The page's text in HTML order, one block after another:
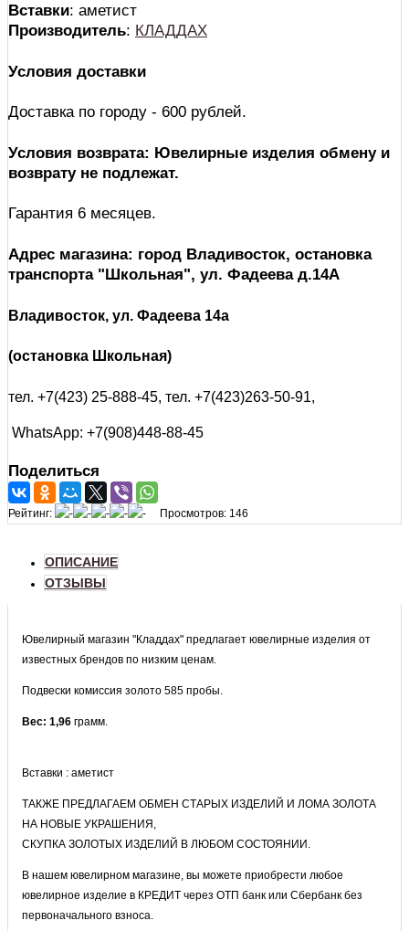
Вставки: аметист
Производитель: КЛАДДАХ
Условия доставки
Доставка по городу - 600 рублей.
Условия возврата: Ювелирные изделия обмену и
возврату не подлежат.
Гарантия 6 месяцев.
Адрес магазина: город Владивосток, остановка
транспорта "Школьная", ул. Фадеева д.14А
Владивосток, ул. Фадеева 14а
(остановка Школьная)
тел. +7(423) 25-888-45, тел. +7(423)263-50-91,
WhatsApp: +7(908)448-88-45
Поделиться
Рейтинг: Просмотров: 146
ОПИСАНИЕ
ОТЗЫВЫ
Ювелирный магазин "Кладдах" предлагает ювелирные изделия от
известных брендов по низким ценам.
Подвески комиссия золото 585 пробы.
Вес: 1,96 грамм.
Вставки : аметист
ТАКЖЕ ПРЕДЛАГАЕМ ОБМЕН СТАРЫХ ИЗДЕЛИЙ И ЛОМА ЗОЛОТА
НА НОВЫЕ УКРАШЕНИЯ,
СКУПКА ЗОЛОТЫХ ИЗДЕЛИЙ В ЛЮБОМ СОСТОЯНИИ.
В нашем ювелирном магазине, вы можете приобрести любое
ювелирное изделие в КРЕДИТ через ОТП банк или Сбербанк без
первоначального взноса.